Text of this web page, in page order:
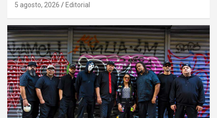
5 agosto, 2026 Editorial